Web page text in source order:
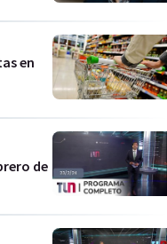
en
de